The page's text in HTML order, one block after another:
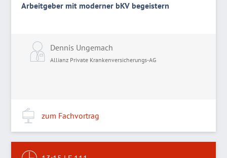
Arbeitgeber mit moderner bKV begeistern
Dennis Ungemach
Allianz Private Krankenversicherungs-AG
zum Fachvortrag